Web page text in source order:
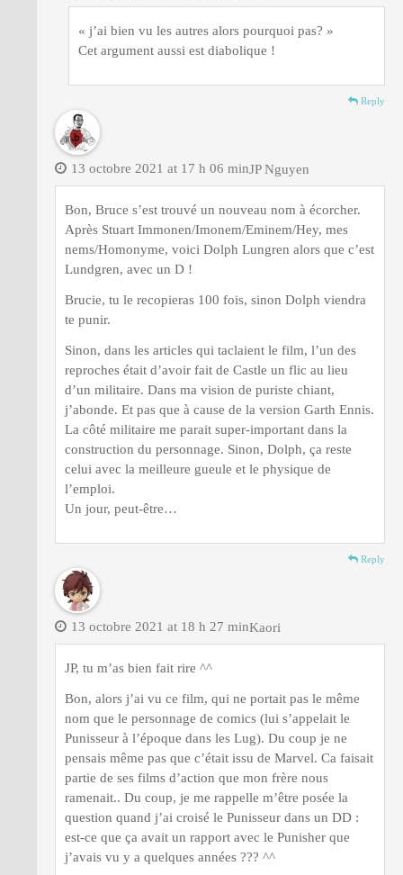
« j’ai bien vu les autres alors pourquoi pas? »
Cet argument aussi est diabolique !
Reply
JP Nguyen
13 octobre 2021 at 17 h 06 min
Bon, Bruce s’est trouvé un nouveau nom à écorcher.
Après Stuart Immonen/Imonem/Eminem/Hey, mes
nems/Homonyme, voici Dolph Lungren alors que c’est
Lundgren, avec un D !
Brucie, tu le recopieras 100 fois, sinon Dolph viendra
te punir.
Sinon, dans les articles qui taclaient le film, l’un des
reproches était d’avoir fait de Castle un flic au lieu
d’un militaire. Dans ma vision de puriste chiant,
j’abonde. Et pas que à cause de la version Garth Ennis.
La côté militaire me parait super-important dans la
construction du personnage. Sinon, Dolph, ça reste
celui avec la meilleure gueule et le physique de
l’emploi.
Un jour, peut-être…
Reply
Kaori
13 octobre 2021 at 18 h 27 min
JP, tu m’as bien fait rire ^^
Bon, alors j’ai vu ce film, qui ne portait pas le même
nom que le personnage de comics (lui s’appelait le
Punisseur à l’époque dans les Lug). Du coup je ne
pensais même pas que c’était issu de Marvel. Ca faisait
partie de ses films d’action que mon frère nous
ramenait.. Du coup, je me rappelle m’être posée la
question quand j’ai croisé le Punisseur dans un DD :
est-ce que ça avait un rapport avec le Punisher que
j’avais vu y a quelques années ??? ^^